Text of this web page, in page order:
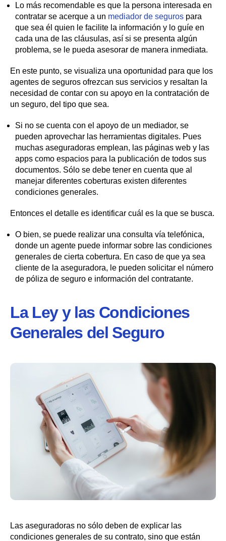
Lo más recomendable es que la persona interesada en
contratar se acerque a un mediador de seguros para
que sea él quien le facilite la información y lo guíe en
cada una de las cláusulas, así si se presenta algún
problema, se le pueda asesorar de manera inmediata.
En este punto, se visualiza una oportunidad para que los
agentes de seguros ofrezcan sus servicios y resaltan la
necesidad de contar con su apoyo en la contratación de
un seguro, del tipo que sea.
Si no se cuenta con el apoyo de un mediador, se
pueden aprovechar las herramientas digitales. Pues
muchas aseguradoras emplean, las páginas web y las
apps como espacios para la publicación de todos sus
documentos. Sólo se debe tener en cuenta que al
manejar diferentes coberturas existen diferentes
condiciones generales.
Entonces el detalle es identificar cuál es la que se busca.
O bien, se puede realizar una consulta vía telefónica,
donde un agente puede informar sobre las condiciones
generales de cierta cobertura. En caso de que ya sea
cliente de la aseguradora, le pueden solicitar el número
de póliza de seguro e información del contratante.
La Ley y las Condiciones
Generales del Seguro
Las aseguradoras no sólo deben de explicar las
condiciones generales de su contrato, sino que están